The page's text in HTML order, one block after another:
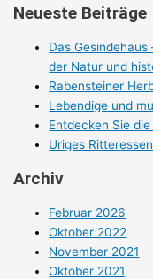
Neueste Beiträge
Das
der Natur und
Rabensteiner
Lebendige und
Entdecken Sie
Uriges Ritteressen
Archiv
Februar 2026
Oktober 2022
November 2021
Oktober 2021